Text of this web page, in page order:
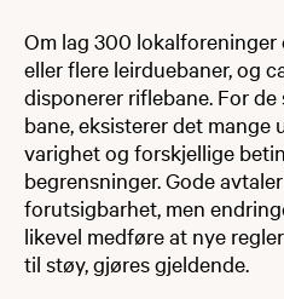
Om lag 300 lokalforeninger
eller flere leirduebaner, og
disponerer riflebane. For de
bane, eksisterer det mange
varighet og forskjellige
begrensninger. Gode
forutsigbarhet, men
likevel medføre at nye
til støy, gjøres gjeldende.